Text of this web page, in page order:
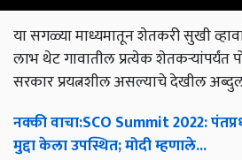
या सगळ्या माध्यमातून शेतकरी सुखी
लाभ थेट गावातील प्रत्येक शेतकऱ्यांपर्यंत
सरकार प्रयत्नशील असल्याचे देखील
नक्कीवाचा:SCO Summit 2022:
मुद्दाकेलाउपस्थित;मोदीम्हणाले...